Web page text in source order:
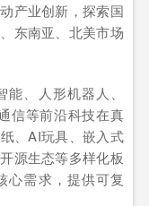
产业创新，探索国
东南亚、北美市场
、人形机器人、
信等前沿科技在真
、AI玩具、嵌入式
源生态等多样化板
心需求，提供可复